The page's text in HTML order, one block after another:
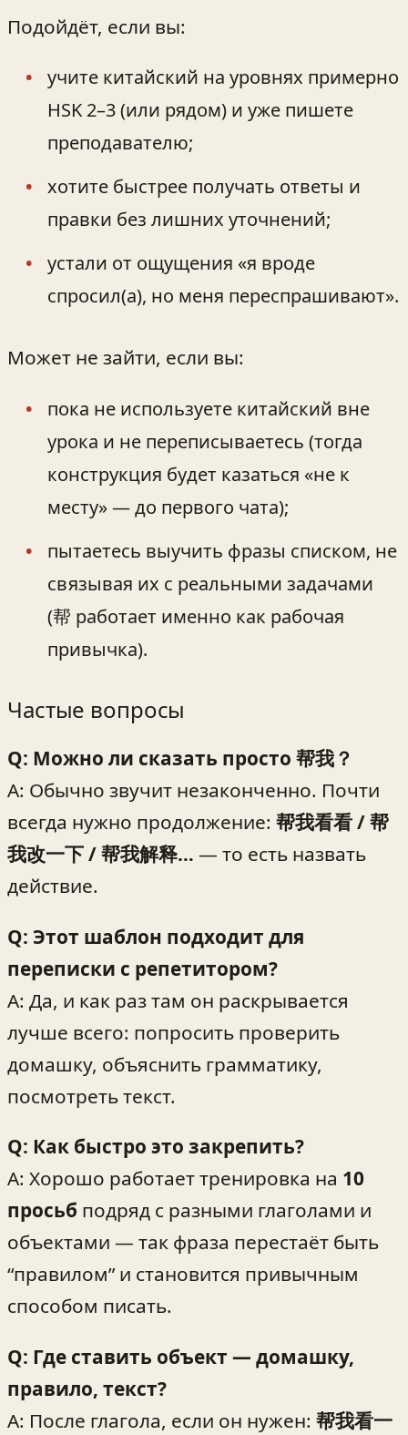
Подойдёт, если вы:
учите китайский на уровнях примерно
HSK 2–3 (или рядом) и уже пишете
преподавателю;
хотите быстрее получать ответы и
правки без лишних уточнений;
устали от ощущения «я вроде
спросил(а), но меня переспрашивают».
Может не зайти, если вы:
пока не используете китайский вне
урока и не переписываетесь (тогда
конструкция будет казаться «не к
месту» — до первого чата);
пытаетесь выучить фразы списком, не
связывая их с реальными задачами
(帮 работает именно как рабочая
привычка).
Частые вопросы
Q: Можно ли сказать просто 帮我？
A: Обычно звучит незаконченно. Почти
всегда нужно продолжение: 帮我看看 / 帮
我改一下 / 帮我解释… — то есть назвать
действие.
Q: Этот шаблон подходит для
переписки с репетитором?
A: Да, и как раз там он раскрывается
лучше всего: попросить проверить
домашку, объяснить грамматику,
посмотреть текст.
Q: Как быстро это закрепить?
A: Хорошо работает тренировка на 10
просьб подряд с разными глаголами и
объектами — так фраза перестаёт быть
“правилом” и становится привычным
способом писать.
Q: Где ставить объект — домашку,
правило, текст?
A: После глагола, если он нужен: 帮我看一